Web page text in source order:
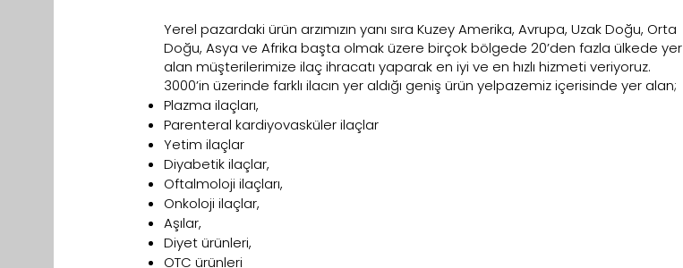
Yerel pazardaki ürün arzımızın yanı sıra Kuzey Amerika, Avrupa, Uzak Doğu, Orta
Doğu, Asya ve Afrika başta olmak üzere birçok bölgede 20’den fazla ülkede yer
alan müşterilerimize ilaç ihracatı yaparak en iyi ve en hızlı hizmeti veriyoruz.
3000’in üzerinde farklı ilacın yer aldığı geniş ürün yelpazemiz içerisinde yer alan;
Plazma ilaçları,
Parenteral kardiyovasküler ilaçlar
Yetim ilaçlar
Diyabetik ilaçlar,
Oftalmoloji ilaçları,
Onkoloji ilaçlar,
Aşılar,
Diyet ürünleri,
OTC ürünleri